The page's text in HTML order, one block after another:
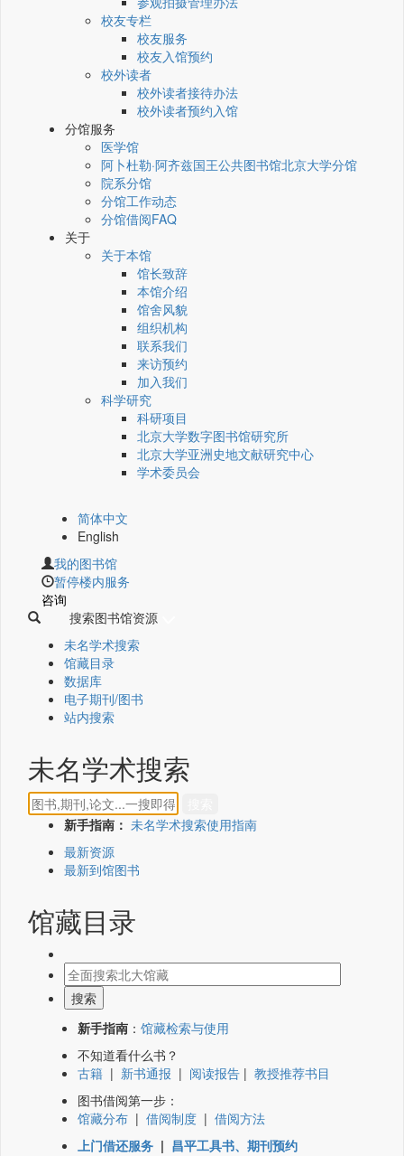
校友专栏
校友服务
校友入馆预约
校外读者
校外读者接待办法
校外读者预约入馆
分馆服务
医学馆
阿卜杜勒·阿齐兹国王公共图书馆北京大学分馆
院系分馆
分馆工作动态
分馆借阅FAQ
关于
关于本馆
馆长致辞
本馆介绍
馆舍风貌
组织机构
联系我们
来访预约
加入我们
科学研究
科研项目
北京大学数字图书馆研究所
北京大学亚洲史地文献研究中心
学术委员会
简体中文
English
我的图书馆
暂停楼内服务
咨询
搜索图书馆资源
未名学术搜索
馆藏目录
数据库
电子期刊/图书
站内搜索
未名学术搜索
新手指南： 未名学术搜索使用指南
最新资源
最新到馆图书
馆藏目录
新手指南 ： 馆藏检索与使用
不知道看什么书？
古籍 | 新书通报 | 阅读报告 | 教授推荐书目
图书借阅第一步：
馆藏分布 | 借阅制度 | 借阅方法
上门借还服务 | 昌平工具书、期刊预约